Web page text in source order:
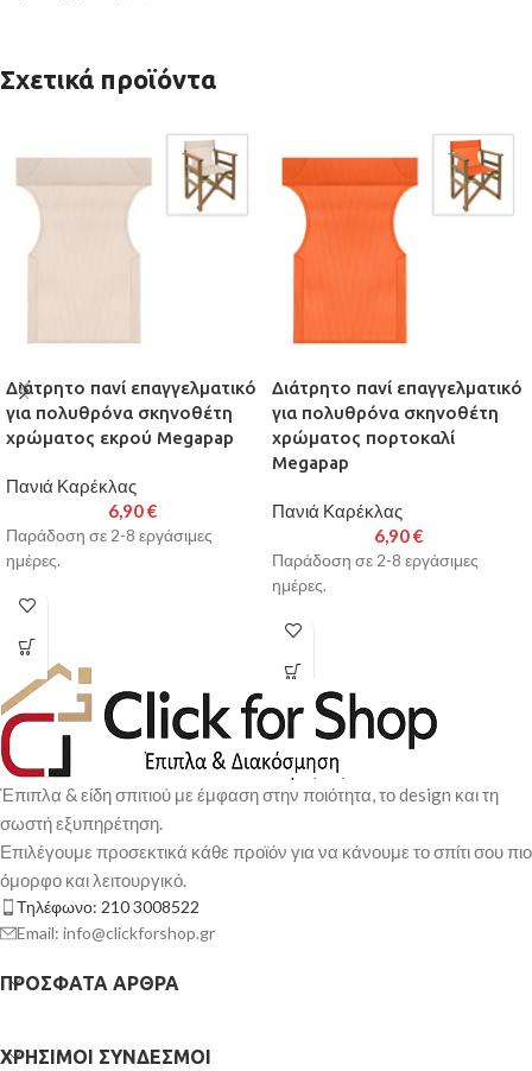
Σχετικά προϊόντα
Διάτρητο πανί επαγγελματικό
για πολυθρόνα σκηνοθέτη
χρώματος εκρού Megapap
Πανιά Καρέκλας
6,90€
Παράδοση σε 2-8 εργάσιμες
ημέρες.
Διάτρητο πανί επαγγελματικό
για πολυθρόνα σκηνοθέτη
χρώματος πορτοκαλί
Megapap
Πανιά Καρέκλας
6,90€
Παράδοση σε 2-8 εργάσιμες
ημέρες.
Έπιπλα & είδη σπιτιού με έμφαση στην ποιότητα, το design και τη
σωστή εξυπηρέτηση.
Επιλέγουμε προσεκτικά κάθε προϊόν για να κάνουμε το σπίτι σου πιο
όμορφο και λειτουργικό.
Τηλέφωνο: 210 3008522
Email: info@clickforshop.gr
ΠΡΌΣΦΑΤΑ ΆΡΘΡΑ
ΧΡΉΣΙΜΟΙ ΣΎΝΔΕΣΜΟΙ